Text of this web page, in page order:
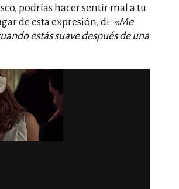
podrías hacer sentir mal a tu
de esta expresión, di: «Me
estás suave después de una